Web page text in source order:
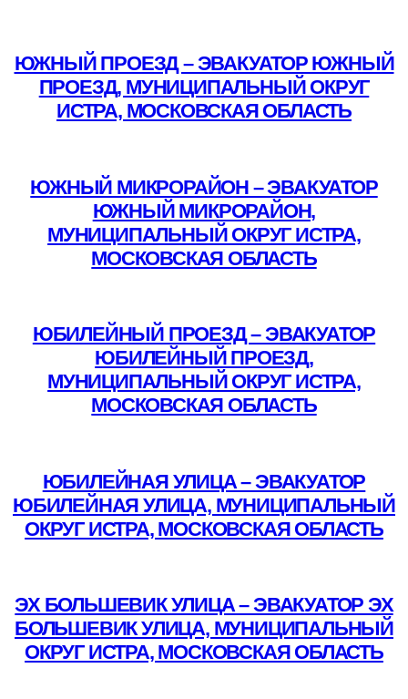
ЮЖНЫЙ ПРОЕЗД – ЭВАКУАТОР ЮЖНЫЙ
ПРОЕЗД, МУНИЦИПАЛЬНЫЙ ОКРУГ
ИСТРА, МОСКОВСКАЯ ОБЛАСТЬ
ЮЖНЫЙ МИКРОРАЙОН – ЭВАКУАТОР
ЮЖНЫЙ МИКРОРАЙОН,
МУНИЦИПАЛЬНЫЙ ОКРУГ ИСТРА,
МОСКОВСКАЯ ОБЛАСТЬ
ЮБИЛЕЙНЫЙ ПРОЕЗД – ЭВАКУАТОР
ЮБИЛЕЙНЫЙ ПРОЕЗД,
МУНИЦИПАЛЬНЫЙ ОКРУГ ИСТРА,
МОСКОВСКАЯ ОБЛАСТЬ
ЮБИЛЕЙНАЯ УЛИЦА – ЭВАКУАТОР
ЮБИЛЕЙНАЯ УЛИЦА, МУНИЦИПАЛЬНЫЙ
ОКРУГ ИСТРА, МОСКОВСКАЯ ОБЛАСТЬ
ЭХ БОЛЬШЕВИК УЛИЦА – ЭВАКУАТОР ЭХ
БОЛЬШЕВИК УЛИЦА, МУНИЦИПАЛЬНЫЙ
ОКРУГ ИСТРА, МОСКОВСКАЯ ОБЛАСТЬ